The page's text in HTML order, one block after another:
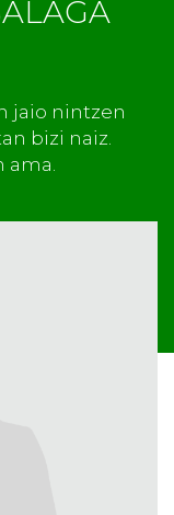
jaio nintzen
bizi naiz.
ama.